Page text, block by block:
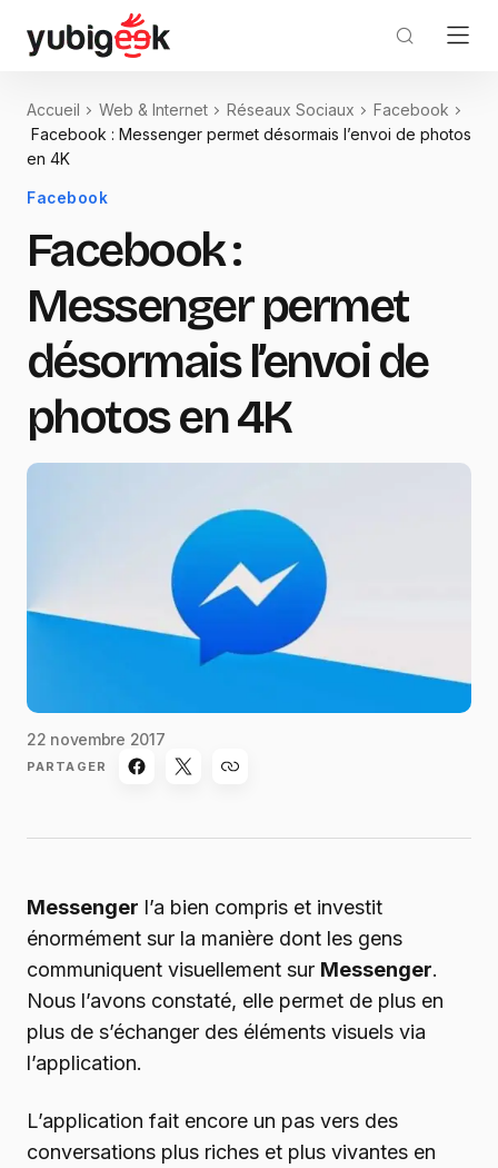
Accueil Web & Internet Réseaux Sociaux
Facebook
Facebook : Messenger permet désormais l’envoi de photos
en 4K
Facebook
Facebook :
Messenger permet
désormais l’envoi de
photos en 4K
22 novembre 2017
PARTAGER
Messenger l’a bien compris et investit
énormément sur la manière dont les gens
communiquent visuellement sur Messenger.
Nous l’avons constaté, elle permet de plus en
plus de s’échanger des éléments visuels via
l’application.
L’application fait encore un pas vers des
conversations plus riches et plus vivantes en